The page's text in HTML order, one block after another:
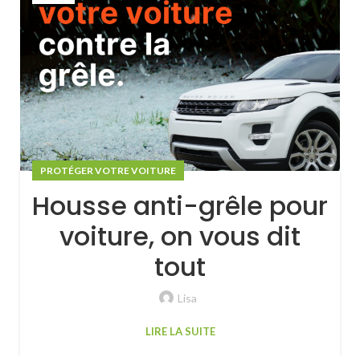
PROTÉGER VOTRE VOITURE
Housse anti-grêle pour
voiture, on vous dit
tout
Lisa
LIRE LA SUITE